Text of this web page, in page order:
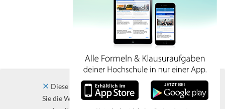
Diese Website verwendet Cookies. Indem
Sie die Website und ihre Angebote nutzen